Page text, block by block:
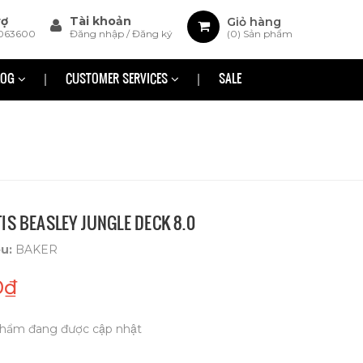
Giỏ hàng
(0) Sản phẩm
Tài khoản
Đăng nhập /Đăng ký
CUSTOMER SERVICES SALE
BEASLEY JUNGLE DECK 8.0
BAKER
đang được cập nhật